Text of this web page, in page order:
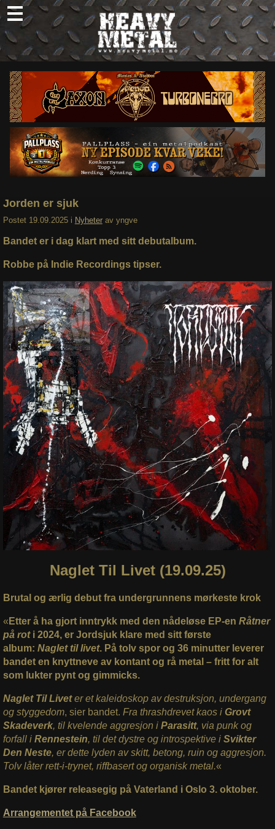
Skip
to
content
Nyheter
Omtaler
Intervjuer
Om oss
Abonner
Søk
Jorden er sjuk
Postet 19.09.2025 i Nyheter av yngve
Bandet er i dag klart med sitt debutalbum.
Robbe på Indie Recordings tipser.
Naglet Til Livet (19.09.25)
Brutal og ærlig debut fra undergrunnens mørkeste krok
« Etter å ha gjort inntrykk med den nådeløse EP-en Råtner
på roti 2024, er Jordsjuk klare med sitt første
album: Naglet til livet. På tolv spor og 36 minutter leverer
bandet en knyttneve av kontant og rå metal – fritt for alt
som lukter pynt og gimmicks.
Naglet Til Liveter et kaleidoskop av destruksjon, undergang
og styggedom, sier bandet. Fra thrashdrevet kaos i Grovt
Skadeverk, til kvelende aggresjon i Parasitt, via punk og
forfall i Rennestein, til det dystre og introspektive i Svikter
Den Neste, er dette lyden av skitt, betong, ruin og aggresjon.
Tolv låter rett-i-trynet, riffbasert og organisk metal.«
Bandet kjører releasegig på Vaterland i Oslo 3. oktober.
Arrangementet på Facebook